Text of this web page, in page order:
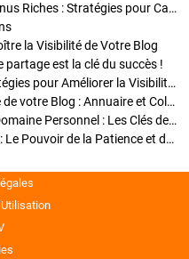
Enrichir Vos Articles avec des Contenus Riches : Stratégies pour Captiver et Optimiser
la Visibilité de Votre Blog
partage est la clé du succès !
Optimisation SEO des Articles : Stratégies pour Améliorer la Visibilité de Votre Blog
Stratégies pour améliorer la visibilité de votre Blog : Annuaire et Collaborations
Pourquoi Investir dans un Nom de Domaine Personnel : Les Clés de la Réussite de Votre Blog
Comment Faire Émerger Votre Blog : Le Pouvoir de la Patience et de la Persévérance